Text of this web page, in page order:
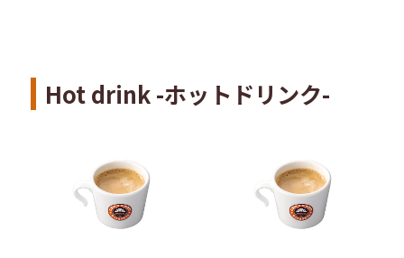
Hot drink -ホットドリンク-